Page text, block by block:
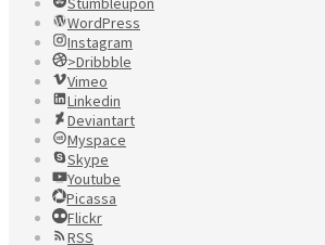
WordPress
Instagram
>Dribbble
Vimeo
Linkedin
Deviantart
Myspace
Skype
Youtube
Picassa
Flickr
RSS